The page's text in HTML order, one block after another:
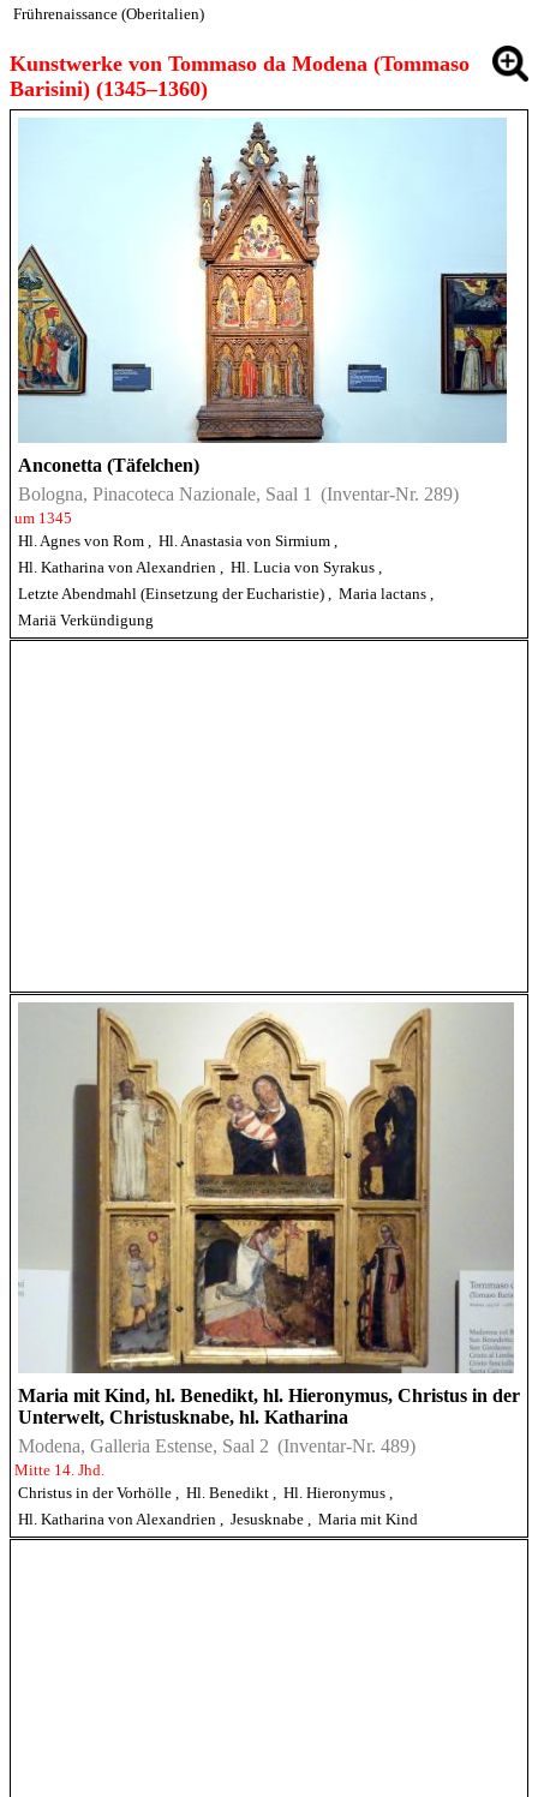
Frührenaissance (Oberitalien)
Kunstwerke von Tommaso da Modena (Tommaso
Barisini) (1345–1360)
Anconetta (Täfelchen)
Bologna, Pinacoteca Nazionale, Saal 1 (Inventar-Nr. 289)
um 1345
Hl. Agnes von Rom , Hl. Anastasia von Sirmium ,
Hl. Katharina von Alexandrien , Hl. Lucia von Syrakus ,
Letzte Abendmahl (Einsetzung der Eucharistie) , Maria lactans ,
Mariä Verkündigung
Maria mit Kind, hl. Benedikt, hl. Hieronymus, Christus in der
Unterwelt, Christusknabe, hl. Katharina
Modena, Galleria Estense, Saal 2 (Inventar-Nr. 489)
Mitte 14. Jhd.
Christus in der Vorhölle , Hl. Benedikt , Hl. Hieronymus ,
Hl. Katharina von Alexandrien , Jesusknabe , Maria mit Kind